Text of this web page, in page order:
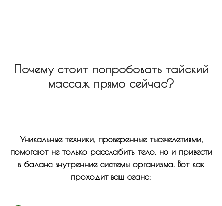
Почему стоит попробовать тайский
массаж прямо сейчас?
Уникальные техники, проверенные тысячелетиями,
помогают не только расслабить тело, но и привести
в баланс внутренние системы организма. Вот как
проходит ваш сеанс: